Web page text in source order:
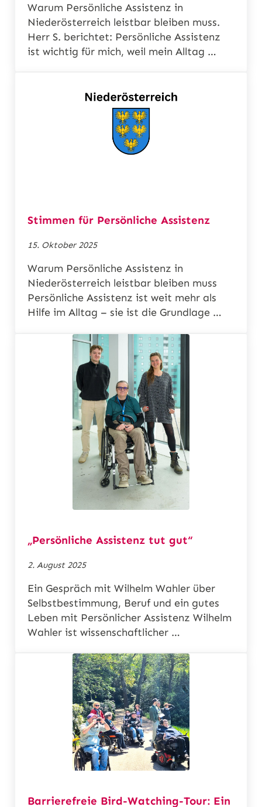
Warum Persönliche Assistenz in
Niederösterreich leistbar bleiben muss.
Herr S. berichtet: Persönliche Assistenz
ist wichtig für mich, weil mein Alltag …
Stimmen für Persönliche Assistenz
15. Oktober 2025
Warum Persönliche Assistenz in
Niederösterreich leistbar bleiben muss
Persönliche Assistenz ist weit mehr als
Hilfe im Alltag – sie ist die Grundlage …
„Persönliche Assistenz tut gut“
2. August 2025
Ein Gespräch mit Wilhelm Wahler über
Selbstbestimmung, Beruf und ein gutes
Leben mit Persönlicher Assistenz Wilhelm
Wahler ist wissenschaftlicher …
Barrierefreie Bird-Watching-Tour: Ein